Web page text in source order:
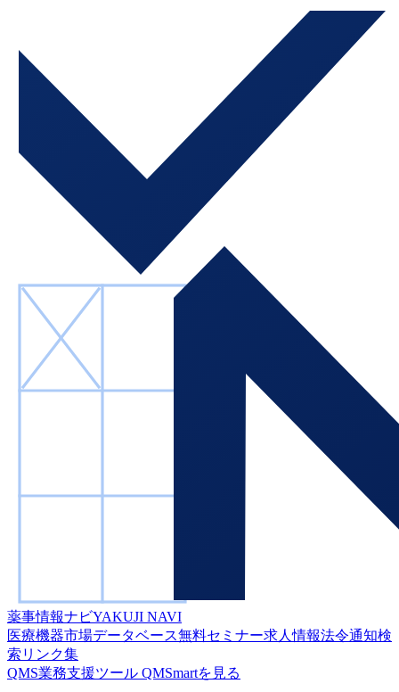
薬事情報ナビYAKUJI NAVI
医療機器市場データベース無料セミナー求人情報法令通知検
索 リンク集
QMS業務支援ツール QMSmartを見る